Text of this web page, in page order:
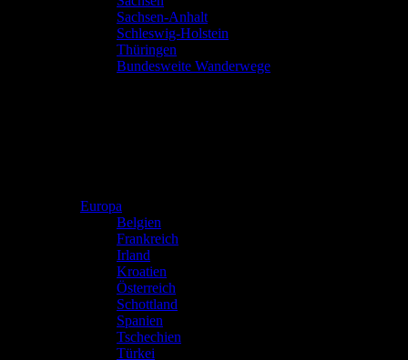
Sachsen-Anhalt
Schleswig-Holstein
Thüringen
Bundesweite Wanderwege
Europa
Belgien
Frankreich
Irland
Kroatien
Österreich
Schottland
Spanien
Tschechien
Türkei